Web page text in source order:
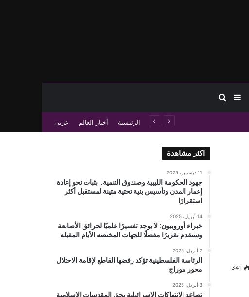
إضافة عمود جانبي
بحث عن
الرئيسية أخبار العالم عربى
341
اكثر مشاهدة
11 ديسمبر، 2025
جهود الحكومة الليبية وصندوق التنمية.. بثبات نحو إعادة
إعمار المدن وتأسيس بنية تحتية متينة لمستقبل أكثر
استقرارًا
14 أبريل، 2025
خبراء أوروبيون: لا يوجد تفسيرًا علميًا لحرائق الأصابعة
وسنقدم تقريرًا مفصلًا للجهات المختصة الأيام المقبلة
2 أبريل، 2025
الرئاسة الفلسطينية تؤكد رفضها القاطع لإقامة الاحتلال
محور موراج
3 أبريل، 2025
تصاعد الانتهاكات الإسرائيلية بحق المقدسات الإسلامية